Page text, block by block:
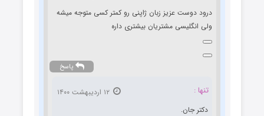
درود دوست عزیز زبان ژاپنی رو کمتر کسی متوجه میشه
ولی انگلیسی مشتریان بیشتری داره
پاسخ
تنها :
دکتر جان.